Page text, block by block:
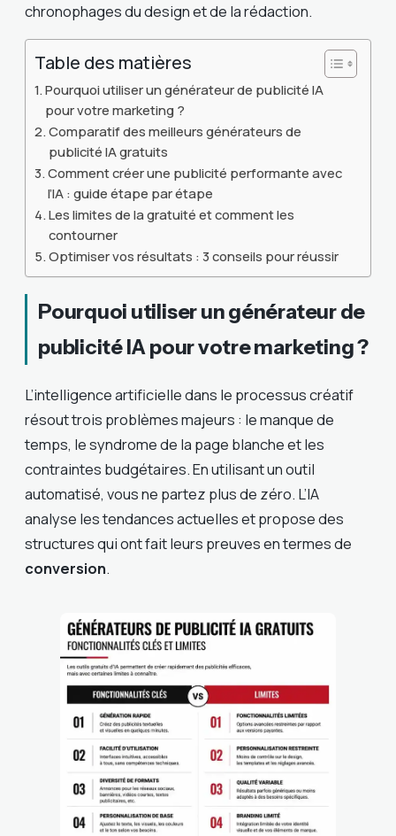
chronophages du design et de la rédaction.
Table des matières
Pourquoi utiliser un générateur de publicité IA
pour votre marketing ?
Comparatif des meilleurs générateurs de
publicité IA gratuits
Comment créer une publicité performante avec
l’IA : guide étape par étape
Les limites de la gratuité et comment les
contourner
Optimiser vos résultats : 3 conseils pour réussir
Pourquoi utiliser un générateur de
publicité IA pour votre marketing ?
L’intelligence artificielle dans le processus créatif
résout trois problèmes majeurs : le manque de
temps, le syndrome de la page blanche et les
contraintes budgétaires. En utilisant un outil
automatisé, vous ne partez plus de zéro. L’IA
analyse les tendances actuelles et propose des
structures qui ont fait leurs preuves en termes de
conversion.